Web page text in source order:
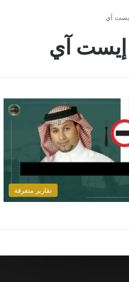
آي
آي
تقارير متفرقة